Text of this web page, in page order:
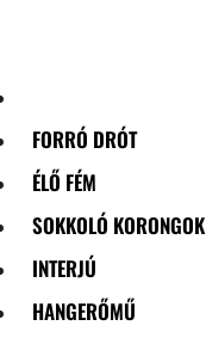
FORRÓ DRÓT
ÉLŐ FÉM
SOKKOLÓ KORONGOK
INTERJÚ
HANGERŐMŰ